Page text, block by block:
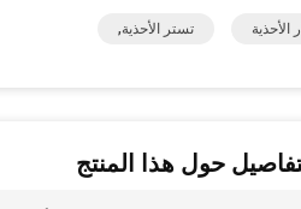
الأحذية تستر الأحذية,
حول هذا المنتج